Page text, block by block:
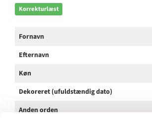
Korrekturlæst
Fornavn
Efternavn
Køn
Dekoreret (ufuldstændig dato)
Anden orden